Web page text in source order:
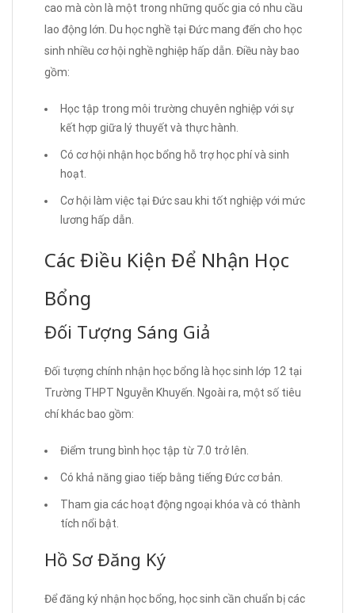
cao mà còn là một trong những quốc gia có nhu cầu
lao động lớn. Du học nghề tại Đức mang đến cho học
sinh nhiều cơ hội nghề nghiệp hấp dẫn. Điều này bao
gồm:
Học tập trong môi trường chuyên nghiệp với sự
kết hợp giữa lý thuyết và thực hành.
Có cơ hội nhận học bổng hỗ trợ học phí và sinh
hoạt.
Cơ hội làm việc tại Đức sau khi tốt nghiệp với mức
lương hấp dẫn.
Các Điều Kiện Để Nhận Học
Bổng
Đối Tượng Sáng Giả
Đối tượng chính nhận học bổng là học sinh lớp 12 tại
Trường THPT Nguyễn Khuyến. Ngoài ra, một số tiêu
chí khác bao gồm:
Điểm trung bình học tập từ 7.0 trở lên.
Có khả năng giao tiếp bằng tiếng Đức cơ bản.
Tham gia các hoạt động ngoại khóa và có thành
tích nổi bật.
Hồ Sơ Đăng Ký
Để đăng ký nhận học bổng, học sinh cần chuẩn bị các